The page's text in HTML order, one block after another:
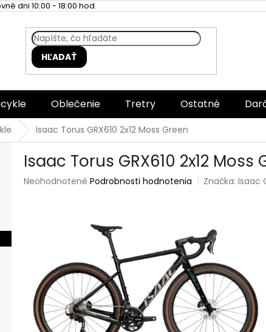
dni 10:00 - 18:00 hod.
HĽADAŤ
Oblečenie Tretry Ostatné
Isaac Torus GRX610 2x12 Moss Green
Isaac Torus GRX610 2x12 Moss
Priemerné
hviezdičiek.
Neohodnotené Podrobnosti hodnotenia Značka:Isaac